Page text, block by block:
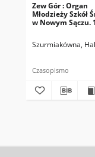
Zew Gór : Organ
Młodzieży Szkół
w Nowym Sączu.
Szurmiakówna,
Czasopismo